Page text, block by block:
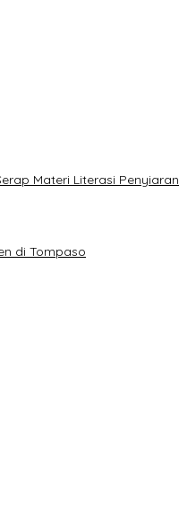
Materi Literasi Penyiaran
di Tompaso